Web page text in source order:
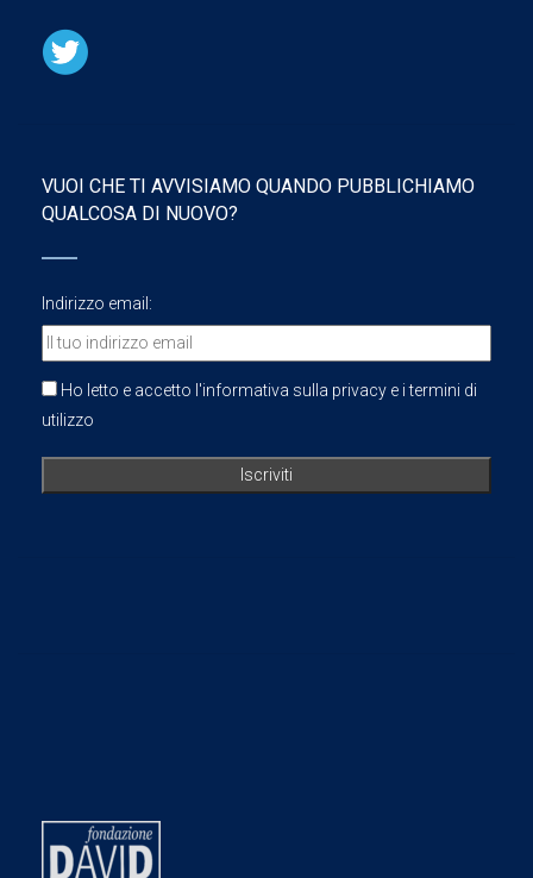
VUOI CHE TI AVVISIAMO QUANDO PUBBLICHIAMO
QUALCOSA DI NUOVO?
Indirizzo email:
Ho letto e accetto l'informativa sulla privacy e i termini di
utilizzo